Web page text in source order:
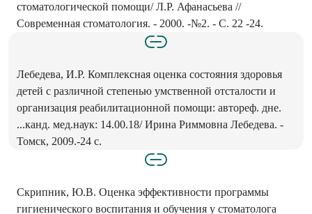
стоматологической помощи/ Л.Р. Афанасьева //
Современная стоматология. - 2000. -№2. - С. 22 -24.
Лебедева, И.Р. Комплексная оценка состояния здоровья
детей с различной степенью умственной отсталости и
организация реабилитационной помощи: автореф. дне.
...канд. мед.наук: 14.00.18/ Ирина Риммовна Лебедева. -
Томск, 2009.-24 с.
Скрипник, Ю.В. Оценка эффективности программы
гигиенического воспитания и обучения у стоматолога